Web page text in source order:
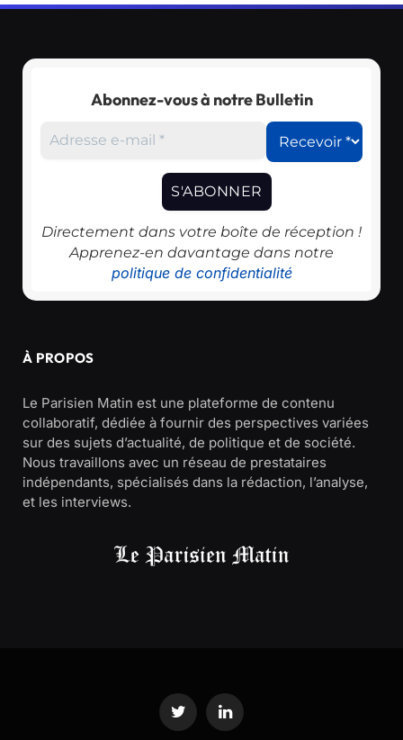
Abonnez-vous à notre Bulletin
Directement dans votre boîte de réception !
Apprenez-en davantage dans notre
politique de confidentialité
À PROPOS
Le Parisien Matin est une plateforme de contenu
collaboratif, dédiée à fournir des perspectives variées
sur des sujets d’actualité, de politique et de société.
Nous travaillons avec un réseau de prestataires
indépendants, spécialisés dans la rédaction, l’analyse,
et les interviews.
Twitter LinkedIn